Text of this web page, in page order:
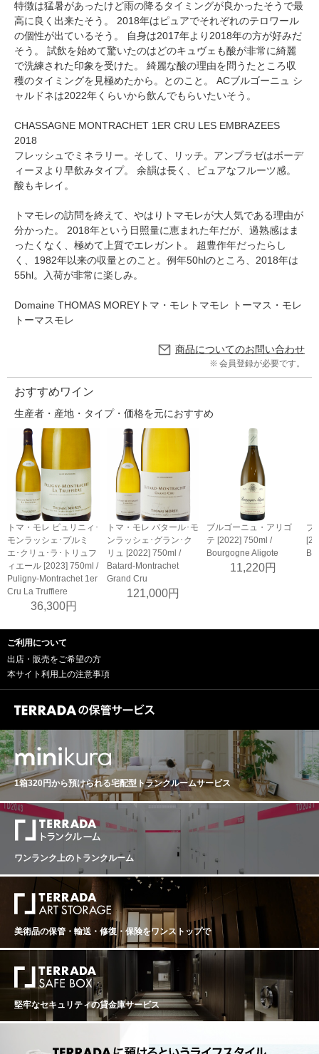
特徴は猛暑があったけど雨の降るタイミングが良かったそうで最
高に良く出来たそう。 2018年はピュアでそれぞれのテロワール
の個性が出ているそう。 自身は2017年より2018年の方が好みだ
そう。 試飲を始めて驚いたのはどのキュヴェも酸が非常に綺麗
で洗練された印象を受けた。 綺麗な酸の理由を問うたところ収
穫のタイミングを見極めたから。とのこと。 ACブルゴーニュ シ
ャルドネは2022年くらいから飲んでもらいたいそう。
CHASSAGNE MONTRACHET 1ER CRU LES EMBRAZEES
2018
フレッシュでミネラリー。そして、リッチ。アンブラゼはボーデ
ィーヌより早飲みタイプ。 余韻は長く、ピュアなフルーツ感。
酸もキレイ。
トマモレの訪問を終えて、やはりトマモレが大人気である理由が
分かった。 2018年という日照量に恵まれた年だが、過熟感はま
ったくなく、極めて上質でエレガント。 超豊作年だったらし
く、1982年以来の収量とのこと。例年50hlのところ、2018年は
55hl。入荷が非常に楽しみ。
Domaine THOMAS MOREYトマ・モレトマモレ トーマス・モレ
トーマスモレ
商品についてのお問い合わせ
会員登録が必要です。
おすすめワイン
生産者・産地・タイプ・価格を元におすすめ
トマ・モレ ピュリニィ･
モンラッシェ･プルミ
エ･クリュ･ラ･トリュフ
ィエール [2023] 750ml /
Puligny-Montrachet 1er
Cru La Truffiere
36,300円
トマ・モレ バタール･モ
ンラッシェ･グラン･ク
リュ [2022] 750ml /
Batard-Montrachet
Grand Cru
121,000円
ブルゴーニュ・アリゴ
テ [2022] 750ml /
Bourgogne Aligote
11,220円
ブ
ご利用について
出店・販売をご希望の方
本サイト利用上の注意事項
1箱320円から預けられる宅配型トランクルームサービス
ワンランク上のトランクルーム
美術品の保管・輸送・修復・保険をワンストップで
堅牢なセキュリティの貸金庫サービス